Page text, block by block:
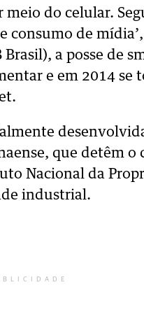
do celular.
consumo de
a posse de
e em 2014 se
que detêm o
Nacional da
industrial.